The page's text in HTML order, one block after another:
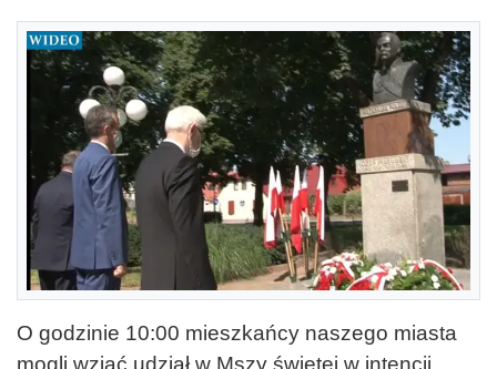
O godzinie 10:00 mieszkańcy naszego miasta
mogli wziąć udział w Mszy świętej w intencji